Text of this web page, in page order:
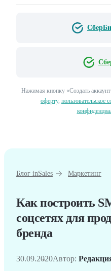
Нажимая кнопку «Создать
оферту, пользовательское
Блог inSales Маркетинг
Как построить
соцсетях для
бренда
30.09.2020Автор: